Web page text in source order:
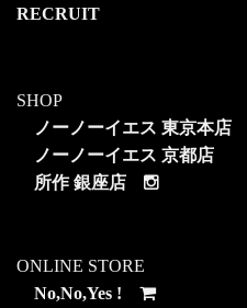
RECRUIT
SHOP
ノーノーイエス 東京本店
ノーノーイエス 京都店
所作 銀座店
ONLINE STORE
No,No,Yes !